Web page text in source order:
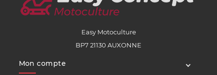
Easy Motoculture
BP7 21130 AUXONNE
Mon compte